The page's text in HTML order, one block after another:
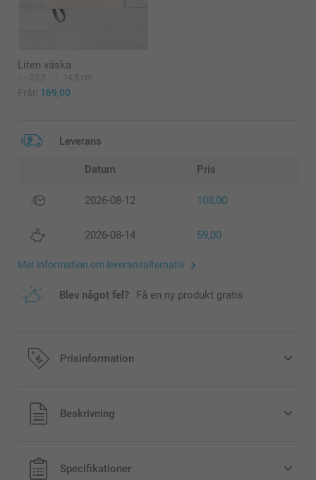
Liten väska
23,5 14,5 cm
Från 169,00
Leverans
Datum Pris
2026-08-12 108,00
2026-08-14 59,00
Mer information om leveransalternativ
Blev något fel? Få en ny produkt gratis
Prisinformation
Alla priser är i svenska kronor (SEK), inklusive moms och
exklusive porto.
Beskrivning
Specifikationer